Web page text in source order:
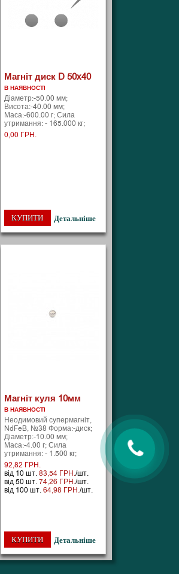
Магніт диск D 50x40
В НАЯВНОСТІ
Діаметр:-50.00 мм;
Висота:-40.00 мм;
Маса:-600.00 г; Сила
утримання: - 165.000 кг;
0,00 ГРН.
КУПИТИ Детальніше
Магніт куля 10мм
В НАЯВНОСТІ
Неодимовий супермагніт,
NdFeB, №38 Форма:-диск;
Діаметр:-10.00 мм;
Маса:-4.00 г; Сила
утримання: - 1.500 кг;
92,82 ГРН.
від 10 шт.83,54 ГРН./шт.
від 50 шт.74,26 ГРН./шт.
від 100 шт.64,98 ГРН./шт.
КУПИТИ Детальніше